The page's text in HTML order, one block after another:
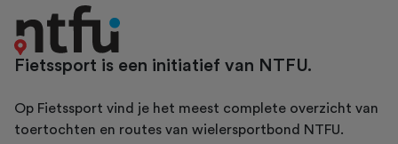
Fietssport is een initiatief van NTFU.
Op Fietssport vind je het meest complete overzicht van
toertochten en routes van wielersportbond NTFU.